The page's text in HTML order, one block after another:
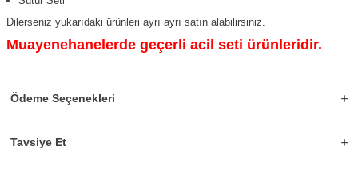
Dilerseniz yukarıdaki ürünleri ayrı ayrı satın alabilirsiniz.
Muayenehanelerde geçerli acil seti ürünleridir.
Ödeme Seçenekleri
Tavsiye Et